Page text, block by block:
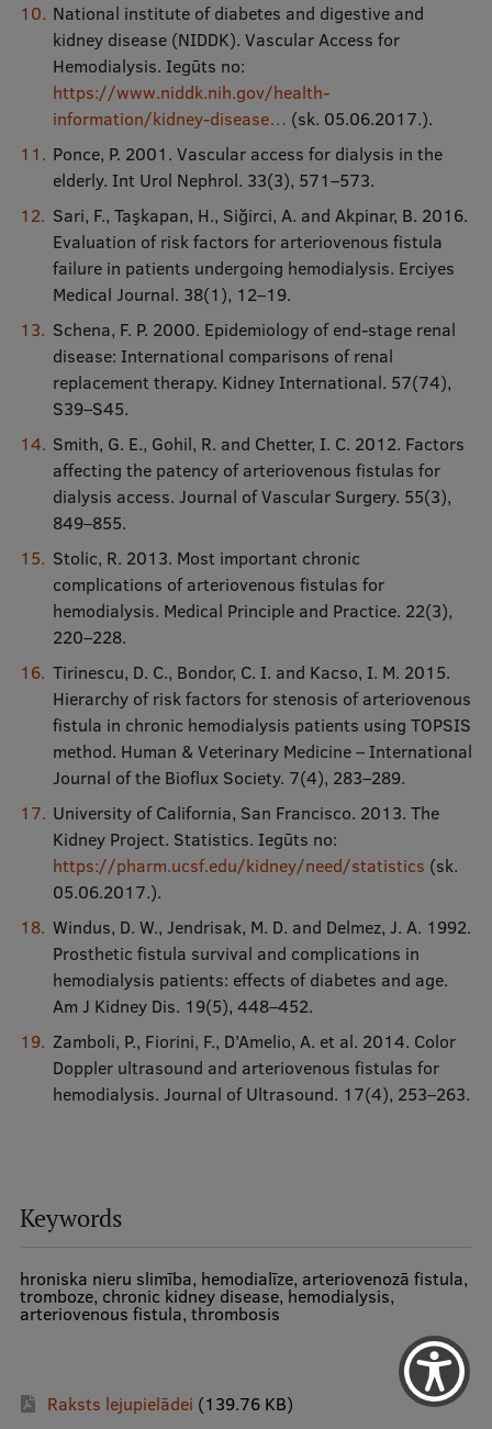
National institute of diabetes and digestive and
kidney disease (NIDDK). Vascular Access for
Hemodialysis. Iegūts no:
https://www.niddk.nih.gov/health-
information/kidney-disease… (sk. 05.06.2017.).
Ponce, P. 2001. Vascular access for dialysis in the
elderly. Int Urol Nephrol. 33(3), 571–573.
Sari, F., Taşkapan, H., Siğirci, A. and Akpinar, B. 2016.
Evaluation of risk factors for arteriovenous fistula
failure in patients undergoing hemodialysis. Erciyes
Medical Journal. 38(1), 12–19.
Schena, F. P. 2000. Epidemiology of end-stage renal
disease: International comparisons of renal
replacement therapy. Kidney International. 57(74),
S39–S45.
Smith, G. E., Gohil, R. and Chetter, I. C. 2012. Factors
affecting the patency of arteriovenous fistulas for
dialysis access. Journal of Vascular Surgery. 55(3),
849–855.
Stolic, R. 2013. Most important chronic
complications of arteriovenous fistulas for
hemodialysis. Medical Principle and Practice. 22(3),
220–228.
Tirinescu, D. C., Bondor, C. I. and Kacso, I. M. 2015.
Hierarchy of risk factors for stenosis of arteriovenous
fistula in chronic hemodialysis patients using TOPSIS
method. Human & Veterinary Medicine – International
Journal of the Bioflux Society. 7(4), 283–289.
University of California, San Francisco. 2013. The
Kidney Project. Statistics. Iegūts no:
https://pharm.ucsf.edu/kidney/need/statistics (sk.
05.06.2017.).
Windus, D. W., Jendrisak, M. D. and Delmez, J. A. 1992.
Prosthetic fistula survival and complications in
hemodialysis patients: effects of diabetes and age.
Am J Kidney Dis. 19(5), 448–452.
Zamboli, P., Fiorini, F., D’Amelio, A. et al. 2014. Color
Doppler ultrasound and arteriovenous fistulas for
hemodialysis. Journal of Ultrasound. 17(4), 253–263.
Keywords
hroniska nieru slimība, hemodialīze, arteriovenozā fistula,
tromboze, chronic kidney disease, hemodialysis,
arteriovenous fistula, thrombosis
Raksts lejupielādei (139.76 KB)